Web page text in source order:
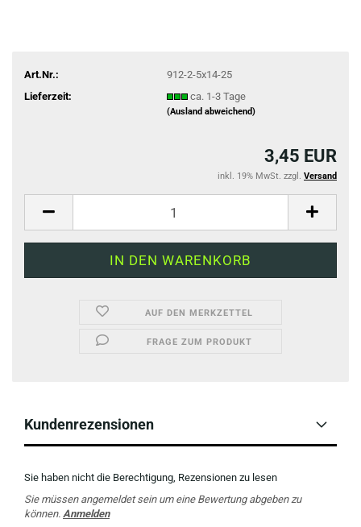
Art.Nr.:
912-2-5x14-25
Lieferzeit:
ca. 1-3 Tage
(Ausland abweichend)
3,45 EUR
inkl. 19% MwSt. zzgl. Versand
AUF DEN MERKZETTEL
FRAGE ZUM PRODUKT
Kundenrezensionen
Sie haben nicht die Berechtigung, Rezensionen zu lesen
Sie müssen angemeldet sein um eine Bewertung abgeben zu
können. Anmelden